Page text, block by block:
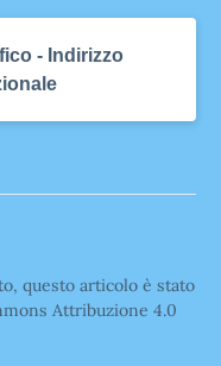
- Indirizzo
questo articolo è stato
Attribuzione 4.0